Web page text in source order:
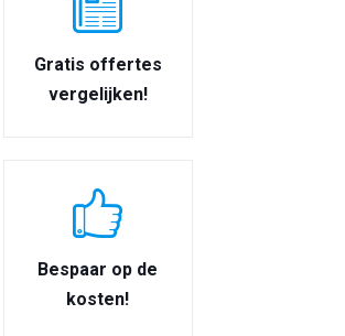
Gratis offertes
vergelijken!
Bespaar op de
kosten!